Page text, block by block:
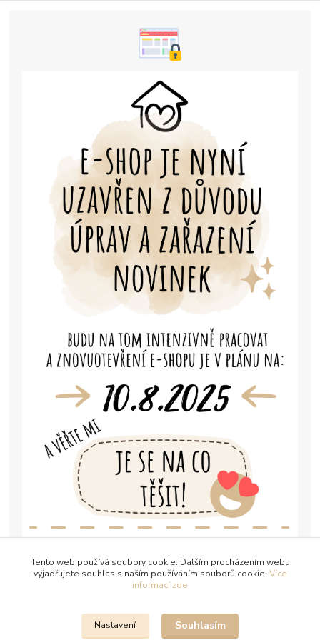
Tento web používá soubory cookie. Dalším procházením webu
vyjadřujete souhlas s naším používáním souborů cookie. Více
informací zde
Nastavení Souhlasím